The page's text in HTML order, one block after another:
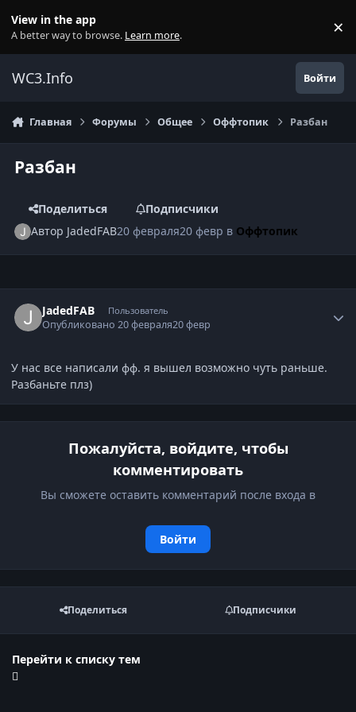
View in the app
A better way to browse. Learn more. ×
WC3.Info Войти
Главная Форумы Общее Оффтопик Разбан
Разбан
Поделиться
Подписчики
Автор JadedFAB20 февраля20 февр в Оффтопик
JadedFAB Пользователь
Опубликовано20 февраля20 февр
У нас все написали фф. я вышел возможно чуть раньше.
Разбаньте плз)
Пожалуйста, войдите, чтобы
комментировать
Вы сможете оставить комментарий после входа в
Войти
Поделиться Подписчики
Перейти к списку тем